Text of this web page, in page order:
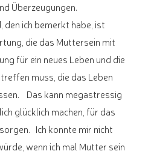
Überzeugungen.
ich bemerkt habe, ist
die das Muttersein mit
für ein neues Leben und die
muss, die das Leben
Das kann megastressig
glücklich machen, für das
Ich konnte mir nicht
wenn ich mal Mutter sein